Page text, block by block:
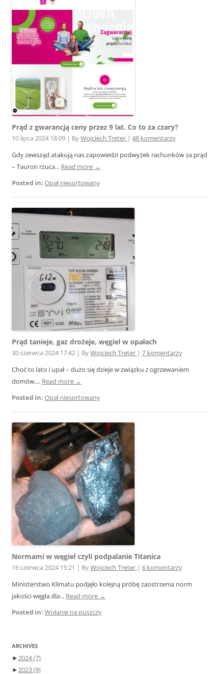
Prąd z gwarancją ceny przez 9 lat. Co to za czary?
10 lipca 2024 18:09 | ByWojciech Treter | 48 komentarzy
Gdy zewsząd atakują nas zapowiedzi podwyżek rachunków za prąd
– Tauron rzuca... Read more →
Posted in: Opał niesortowany
Prąd tanieje, gaz drożeje, węgiel w opałach
30 czerwca 2024 17:42 | ByWojciech Treter | 7 komentarzy
Choć to lato i upał – dużo się dzieje w związku z ogrzewaniem
domów.... Read more →
Posted in: Opał niesortowany
Normami w węgiel czyli podpalanie Titanica
16 czerwca 2024 15:21 | ByWojciech Treter | 6 komentarzy
Ministerstwo Klimatu podjęło kolejną próbę zaostrzenia norm
jakości węgla dla... Read more →
Posted in: Wołanie na puszczy
ARCHIVES
►2024(7)
►2023(9)